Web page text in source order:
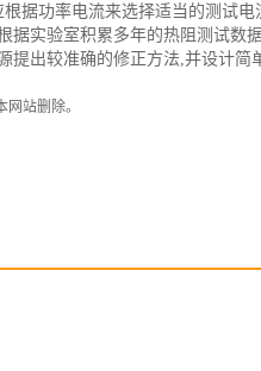
据功率电流来选择适当的测试
据实验室积累多年的热阻测试数
提出较准确的修正方法,并设计
站删除。